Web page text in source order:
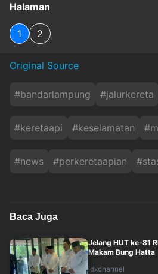
Halaman
1 2
Original Source
#bandarlampung #jalurkereta
#keretaapi #keselamatan #
#news #perkeretaapian #
Baca Juga
Jelang HUT ke-81
Makam Bung Hatta
idxchannel